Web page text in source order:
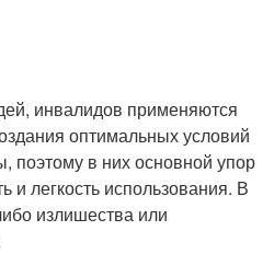
инвалидов применяются
оптимальных условий
поэтому в них основной упор
и легкость использования. В
излишества или